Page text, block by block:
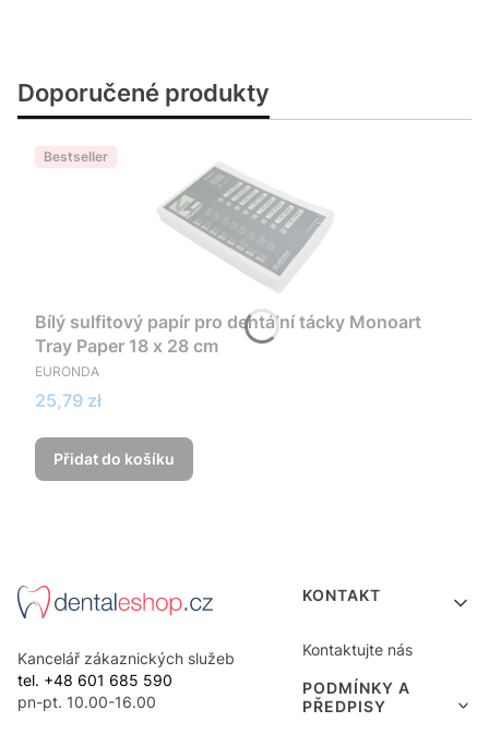
Doporučené produkty
Bestseller
Bílý sulfitový papír pro dentální tácky Monoart
Tray Paper 18 x 28 cm
VÝROBCE
EURONDA
Cena
25,79 zł
Přidat do košíku
Kancelář zákaznických služeb
tel. +48 601 685 590
pn-pt. 10.00-16.00
Menu v zápatí
KONTAKT
Kontaktujte nás
PODMÍNKY A
PŘEDPISY